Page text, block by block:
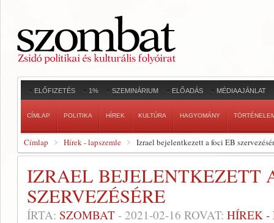
ELŐFIZETÉS 1% SZEMINÁRIUM ELŐADÁS MÉDIAAJÁNLAT
CÍMLAP POLITIKA HÍREK KULTÚRA HAGYOMÁNY
Címlap Hírek - lapszemle Izrael bejelentkezett a foci EB
IZRAEL BEJELENTKEZETT
SZERVEZÉSÉRE
ÍRTA: SZOMBAT - 2021-02-16 ROVAT: HÍREK -